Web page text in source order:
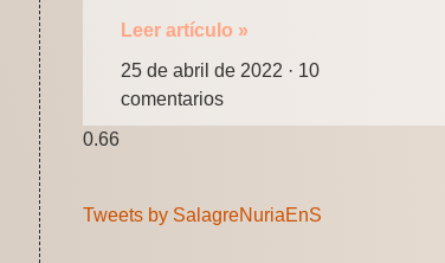
Leer artículo »
25 de abril de 2022
10
comentarios
Tweets by SalagreNuriaEnS